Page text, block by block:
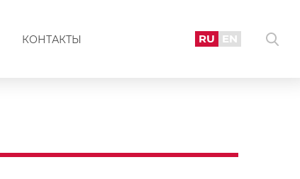
КОНТАКТЫ RU EN